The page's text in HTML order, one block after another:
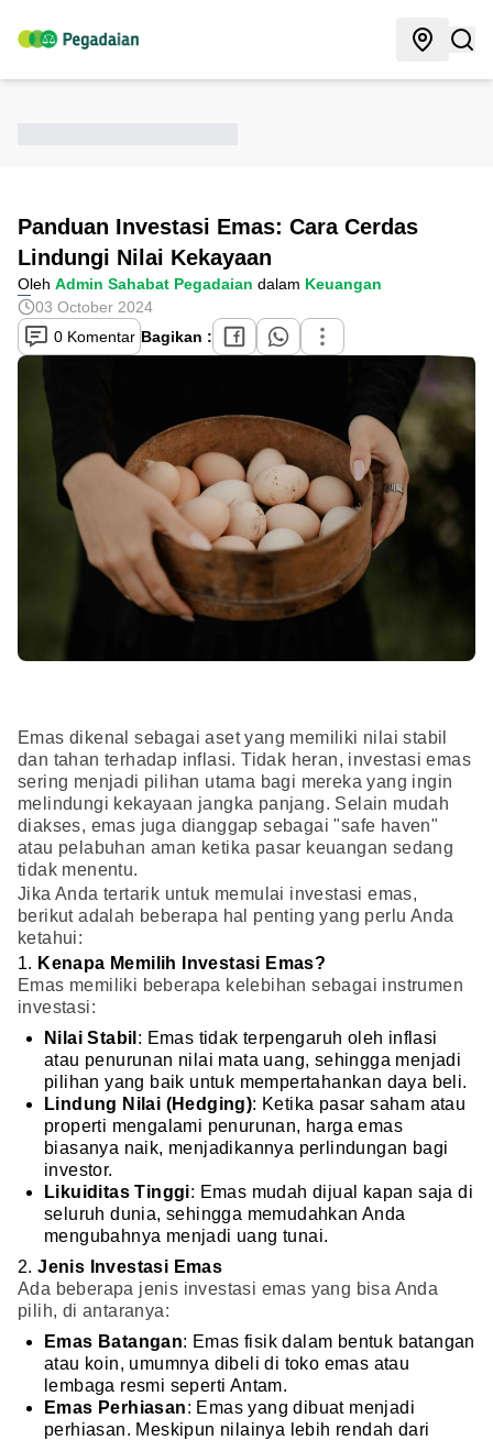
Panduan Investasi Emas: Cara Cerdas
Lindungi Nilai Kekayaan
Oleh Admin Sahabat Pegadaian dalam Keuangan
03 October 2024
0 Komentar Bagikan :
Emas dikenal sebagai aset yang memiliki nilai stabil
dan tahan terhadap inflasi. Tidak heran, investasi emas
sering menjadi pilihan utama bagi mereka yang ingin
melindungi kekayaan jangka panjang. Selain mudah
diakses, emas juga dianggap sebagai "safe haven"
atau pelabuhan aman ketika pasar keuangan sedang
tidak menentu.
Jika Anda tertarik untuk memulai investasi emas,
berikut adalah beberapa hal penting yang perlu Anda
ketahui:
1. Kenapa Memilih Investasi Emas?
Emas memiliki beberapa kelebihan sebagai instrumen
investasi:
Nilai Stabil : Emas tidak terpengaruh oleh inflasi
atau penurunan nilai mata uang, sehingga menjadi
pilihan yang baik untuk mempertahankan daya beli.
Lindung Nilai (Hedging): Ketika pasar saham atau
properti mengalami penurunan, harga emas
biasanya naik, menjadikannya perlindungan bagi
investor.
Likuiditas Tinggi: Emas mudah dijual kapan saja di
seluruh dunia, sehingga memudahkan Anda
mengubahnya menjadi uang tunai.
2.Jenis Investasi Emas
Ada beberapa jenis investasi emas yang bisa Anda
pilih, di antaranya:
Emas Batangan: Emas fisik dalam bentuk batangan
atau koin, umumnya dibeli di toko emas atau
lembaga resmi seperti Antam.
Emas Perhiasan: Emas yang dibuat menjadi
perhiasan. Meskipun nilainya lebih rendah dari